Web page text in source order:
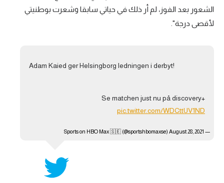
الشعور بعد الفوز، لم أر ذلك في حياتي سابقا وشعرت بوطنيتي
لأقصى درجة".
Adam Kaied ger Helsingborg ledningen i derbyt!
Se matchen just nu på discovery+
pic.twitter.com/WDCttUV1ND
— Sports on HBO Max 🇸🇪 (@sportshbomaxse)
August 28, 2021